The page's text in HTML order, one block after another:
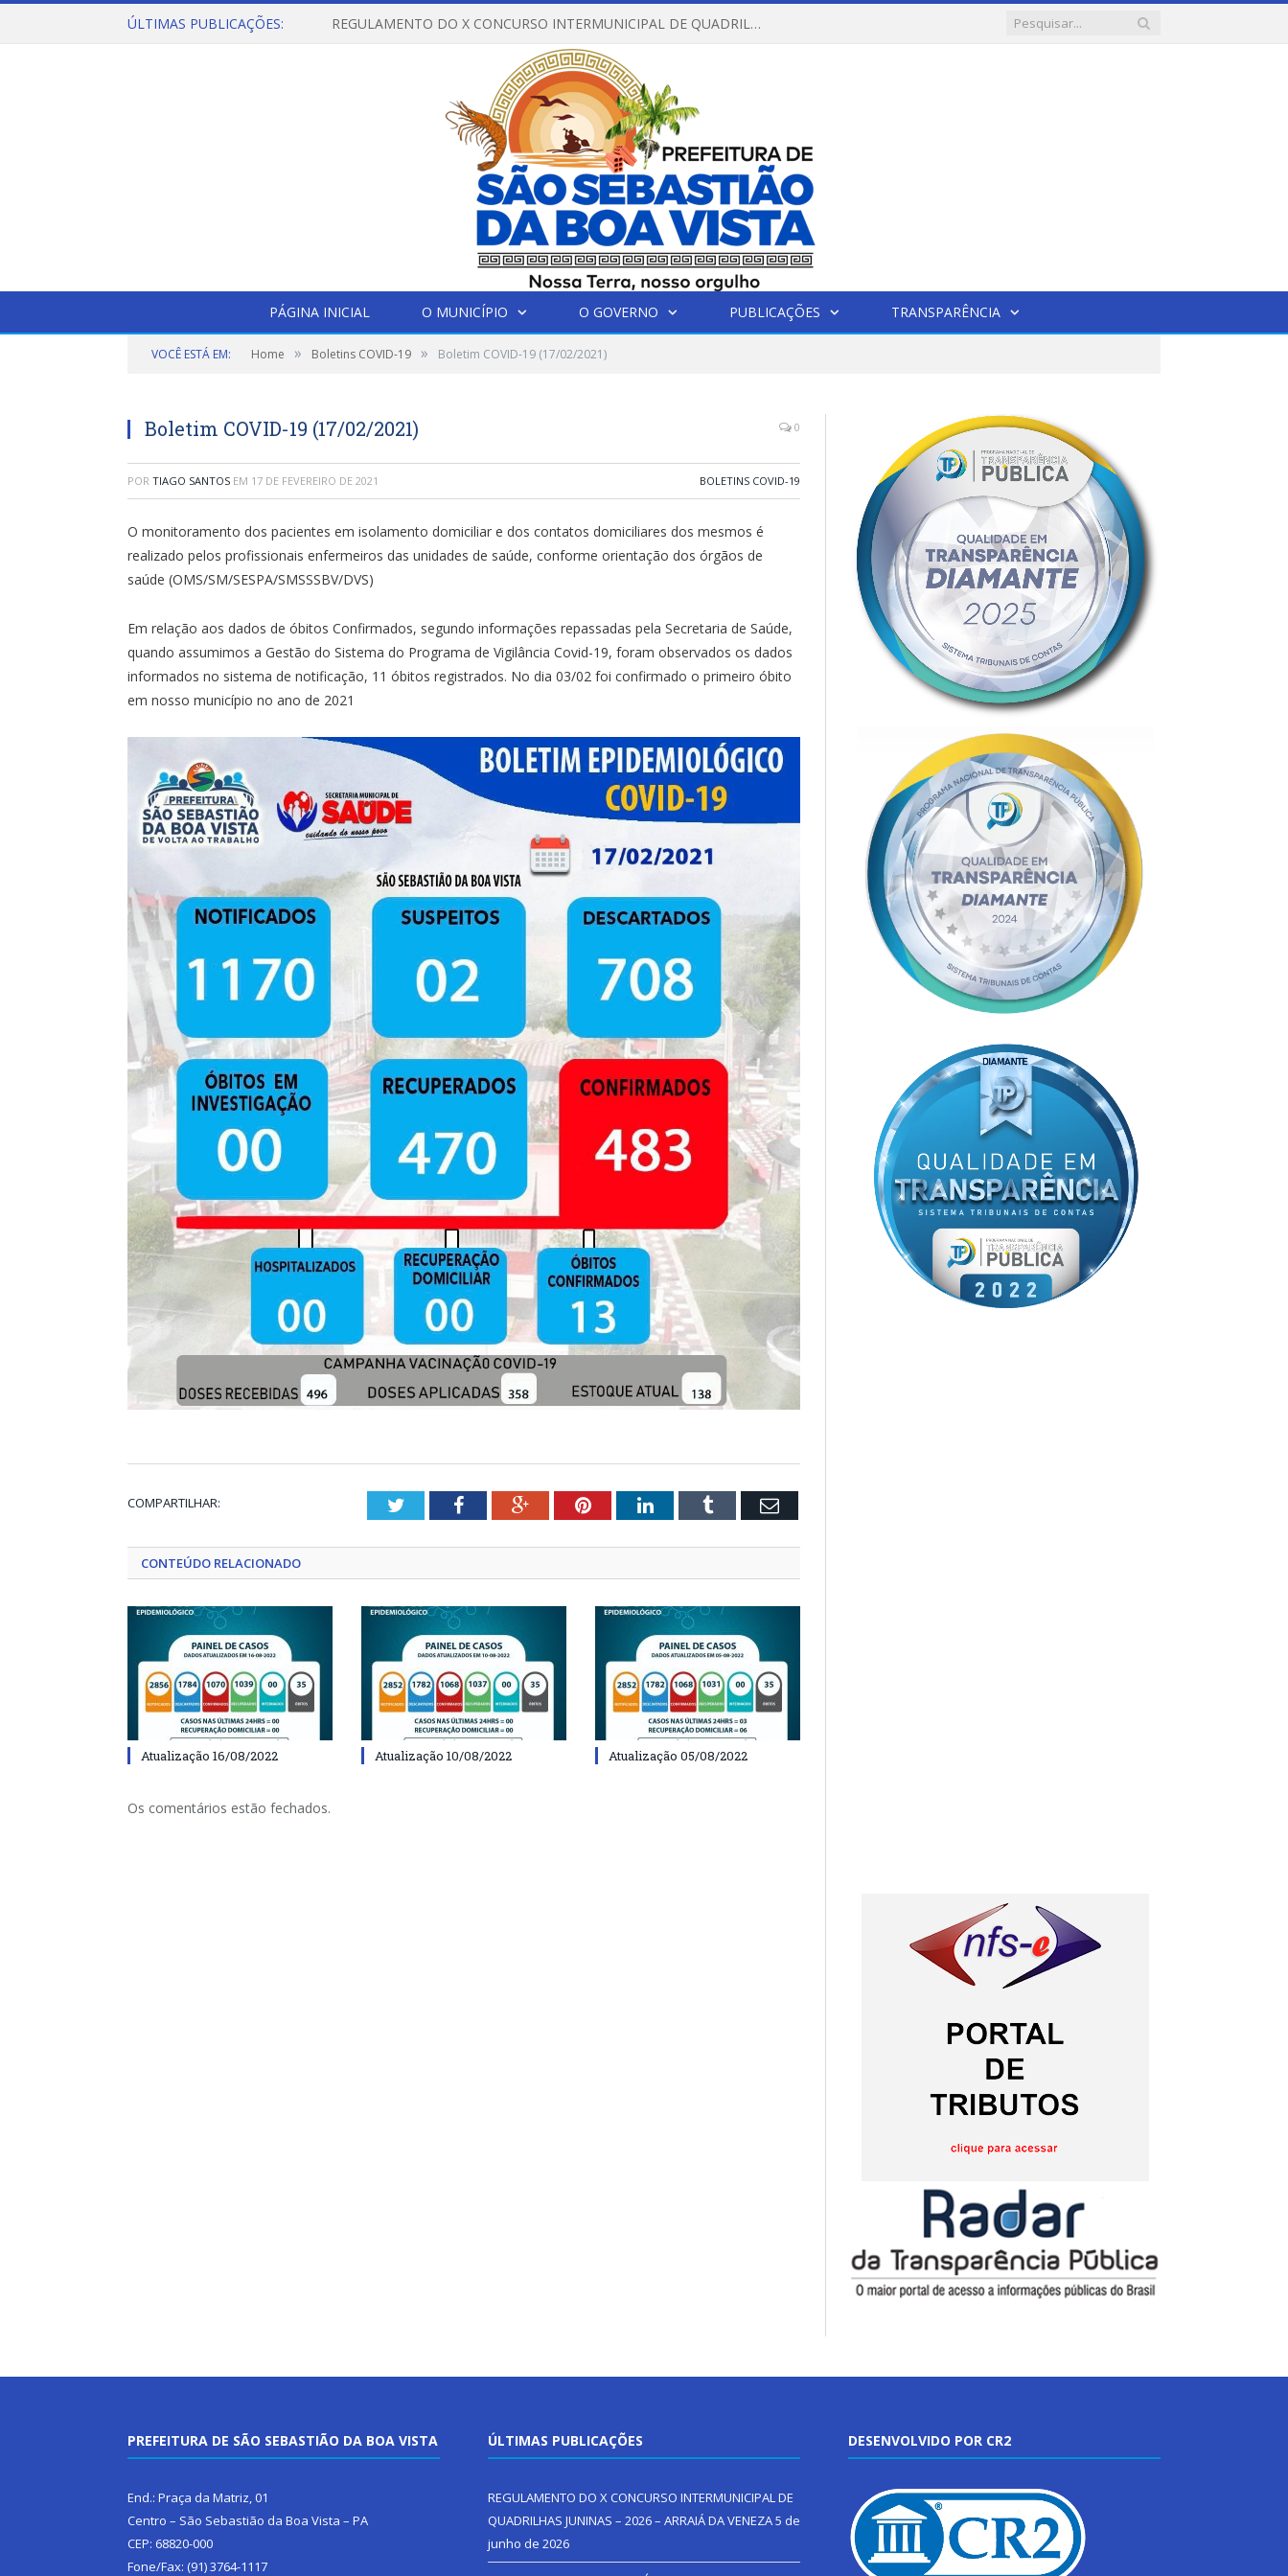
ÚLTIMAS PUBLICAÇÕES: REGULAMENTO DO X CONCURSO INTERMUNICIPAL DE QUADRILHAS JUNINAS – 2026 – ARRAIÁ DA VENEZA
PÁGINA INICIAL O MUNICÍPIO O GOVERNO PUBLICAÇÕES TRANSPARÊNCIA
VOCÊ ESTÁ EM: Home » Boletins COVID-19 » Boletim COVID-19 (17/02/2021)
Boletim COVID-19 (17/02/2021) 0
POR TIAGO SANTOS EM 17 DE FEVEREIRO DE 2021 BOLETINS COVID-19
O monitoramento dos pacientes em isolamento domiciliar e dos contatos domiciliares dos mesmos é
realizado pelos profissionais enfermeiros das unidades de saúde, conforme orientação dos órgãos de
saúde (OMS/SM/SESPA/SMSSSBV/DVS)
Em relação aos dados de óbitos Confirmados, segundo informações repassadas pela Secretaria de Saúde,
quando assumimos a Gestão do Sistema do Programa de Vigilância Covid-19, foram observados os dados
informados no sistema de notificação, 11 óbitos registrados. No dia 03/02 foi confirmado o primeiro óbito
em nosso município no ano de 2021
COMPARTILHAR: TwitterFacebookGoogle+PinterestLinkedInTumblr Email
CONTEÚDO RELACIONADO
Atualização 16/08/2022 Atualização 10/08/2022 Atualização 05/08/2022
Os comentários estão fechados.
PREFEITURA DE SÃO SEBASTIÃO DA BOA VISTA
End.: Praça da Matriz, 01
Centro – São Sebastião da Boa Vista – PA
CEP: 68820-000
Fone/Fax: (91) 3764-1117
ÚLTIMAS PUBLICAÇÕES
REGULAMENTO DO X CONCURSO INTERMUNICIPAL DE
QUADRILHAS JUNINAS – 2026 – ARRAIÁ DA VENEZA5 de
junho de 2026
DESENVOLVIDO POR CR2